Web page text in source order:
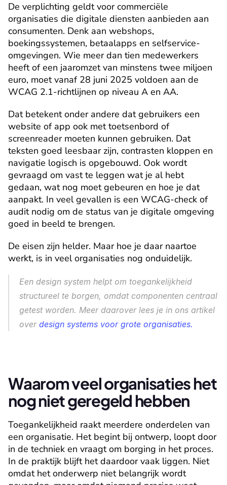
De verplichting geldt voor commerciële
organisaties die digitale diensten aanbieden aan
consumenten. Denk aan webshops,
boekingssystemen, betaalapps en selfservice-
omgevingen. Wie meer dan tien medewerkers
heeft of een jaaromzet van minstens twee miljoen
euro, moet vanaf 28 juni 2025 voldoen aan de
WCAG 2.1-richtlijnen op niveau A en AA.
Dat betekent onder andere dat gebruikers een
website of app ook met toetsenbord of
screenreader moeten kunnen gebruiken. Dat
teksten goed leesbaar zijn, contrasten kloppen en
navigatie logisch is opgebouwd. Ook wordt
gevraagd om vast te leggen wat je al hebt
gedaan, wat nog moet gebeuren en hoe je dat
aanpakt. In veel gevallen is een WCAG-check of
audit nodig om de status van je digitale omgeving
goed in beeld te brengen.
De eisen zijn helder. Maar hoe je daar naartoe
werkt, is in veel organisaties nog onduidelijk.
Een design system helpt om toegankelijkheid
structureel te borgen, omdat componenten centraal
getest worden. Meer daarover lees je in ons artikel
over design systems voor grote organisaties.
Waarom veel organisaties het
nog niet geregeld hebben
Toegankelijkheid raakt meerdere onderdelen van
een organisatie. Het begint bij ontwerp, loopt door
in de techniek en vraagt om borging in het proces.
In de praktijk blijft het daardoor vaak liggen. Niet
omdat het onderwerp niet belangrijk wordt